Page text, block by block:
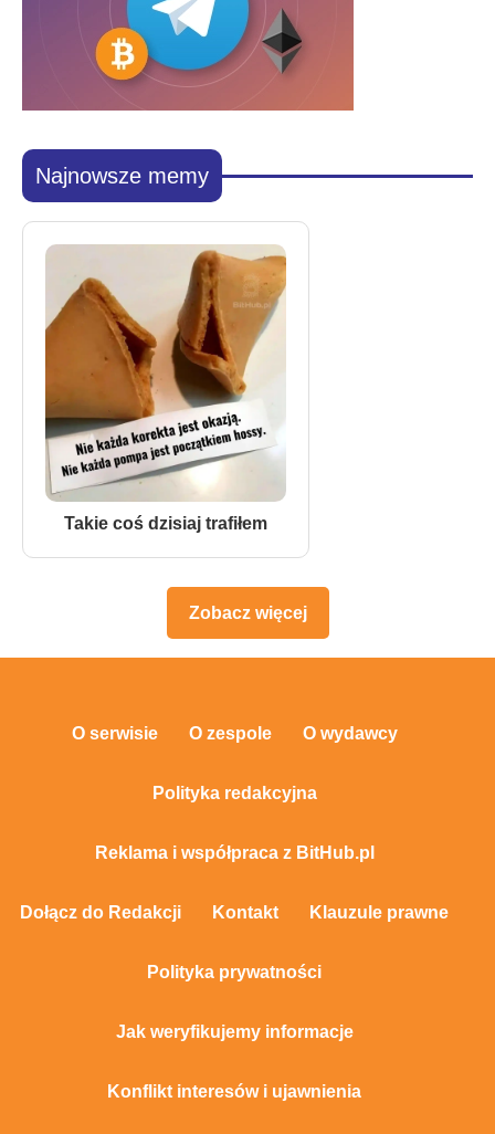
Najnowsze memy
Takie coś dzisiaj trafiłem
Zobacz więcej
O serwisie O zespole O wydawcy
Polityka redakcyjna
Reklama i współpraca z BitHub.pl
Dołącz do Redakcji Kontakt Klauzule prawne
Polityka prywatności
Jak weryfikujemy informacje
Konflikt interesów i ujawnienia